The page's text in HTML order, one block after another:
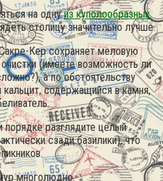
на однуиз куполообразных
столицу значительно лучше.
Кер сохраняет меловую
(имеете возможность ли
а по обстоятельству
содержащийся в камня,
разглядите целый
сзади базилики), что
многолюдно.